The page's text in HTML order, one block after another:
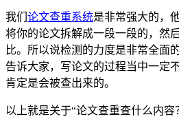
我们 论文查重系统是非常强大的，
将你的论文拆解成一段一段的，然
比。所以说检测的力度是非常全面
告诉大家，写论文的过程当中一定
肯定是会被查出来的。
以上就是关于“论文查重查什么内容